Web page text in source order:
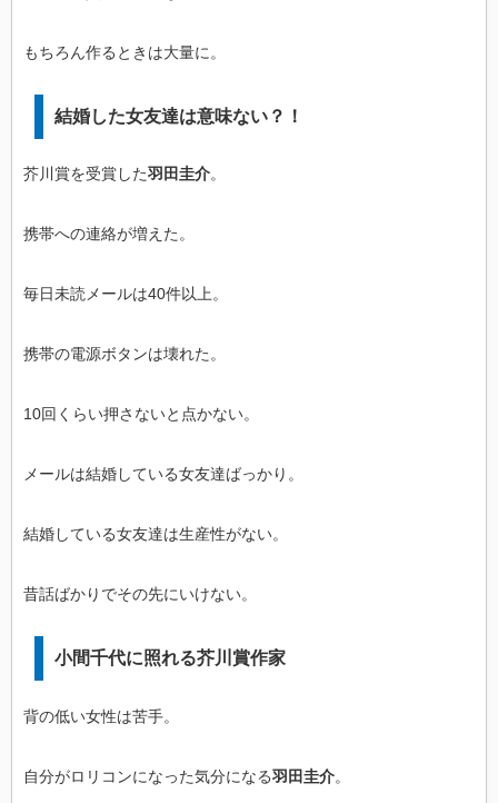
もちろん作るときは大量に。
結婚した女友達は意味ない？！
芥川賞を受賞した羽田圭介。
携帯への連絡が増えた。
毎日未読メールは40件以上。
携帯の電源ボタンは壊れた。
10回くらい押さないと点かない。
メールは結婚している女友達ばっかり。
結婚している女友達は生産性がない。
昔話ばかりでその先にいけない。
小間千代に照れる芥川賞作家
背の低い女性は苦手。
自分がロリコンになった気分になる羽田圭介。